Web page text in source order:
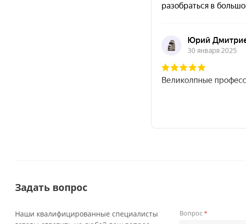
Задать вопрос
Наши квалифицированные специалисты
Вопрос*